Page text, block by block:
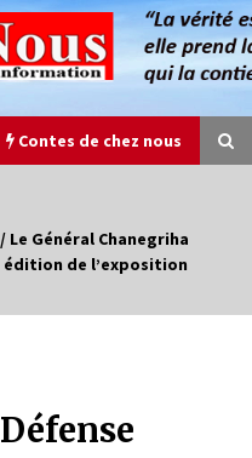
Contes de chez nous
plus là (17e partie)
Général Chanegriha
de l’exposition